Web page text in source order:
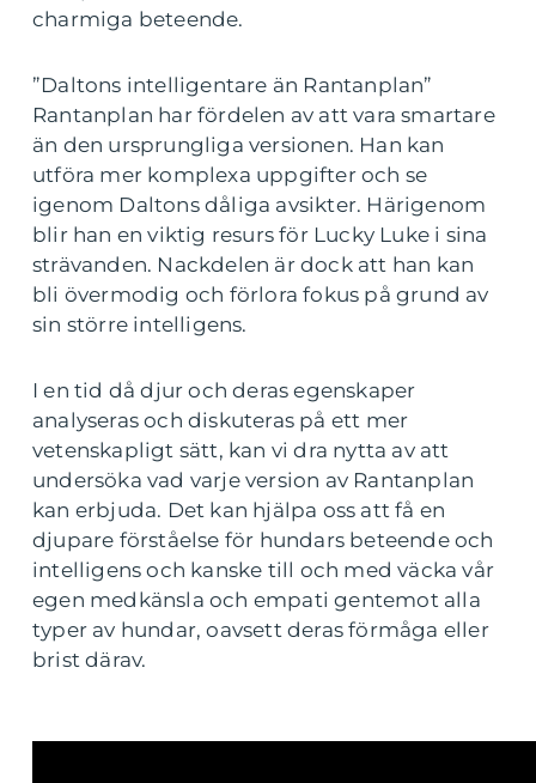
charmiga beteende.
”Daltons intelligentare än Rantanplan”
Rantanplan har fördelen av att vara smartare
än den ursprungliga versionen. Han kan
utföra mer komplexa uppgifter och se
igenom Daltons dåliga avsikter. Härigenom
blir han en viktig resurs för Lucky Luke i sina
strävanden. Nackdelen är dock att han kan
bli övermodig och förlora fokus på grund av
sin större intelligens.
I en tid då djur och deras egenskaper
analyseras och diskuteras på ett mer
vetenskapligt sätt, kan vi dra nytta av att
undersöka vad varje version av Rantanplan
kan erbjuda. Det kan hjälpa oss att få en
djupare förståelse för hundars beteende och
intelligens och kanske till och med väcka vår
egen medkänsla och empati gentemot alla
typer av hundar, oavsett deras förmåga eller
brist därav.